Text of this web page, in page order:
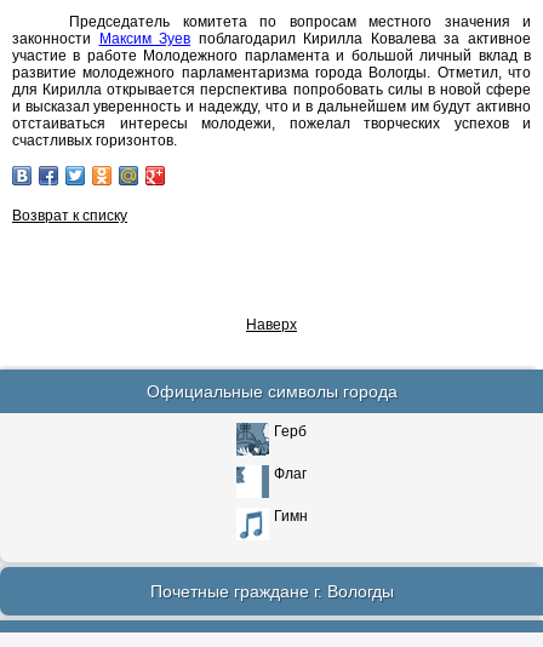
Председатель комитета по вопросам местного значения и
законности
Максим Зуев поблагодарил Кирилла Ковалева за активное
участие в работе Молодежного парламента и большой личный вклад в
развитие молодежного парламентаризма города Вологды. Отметил, что
для Кирилла открывается перспектива попробовать силы в новой сфере
и высказал уверенность и надежду, что и в дальнейшем им будут активно
отстаиваться интересы молодежи, пожелал творческих успехов и
счастливых горизонтов.
Возврат к списку
Наверх
Официальные символы города
Герб
Флаг
Гимн
Почетные граждане г. Вологды